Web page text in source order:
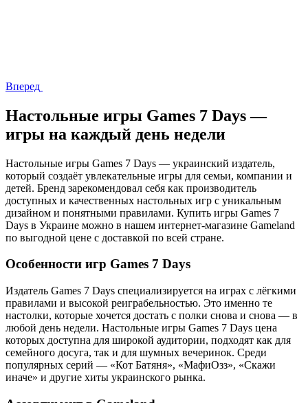
Вперед
Настольные игры Games 7 Days —
игры на каждый день недели
Настольные игры Games 7 Days — украинский издатель,
который создаёт увлекательные игры для семьи, компании и
детей. Бренд зарекомендовал себя как производитель
доступных и качественных настольных игр с уникальным
дизайном и понятными правилами. Купить игры Games 7
Days в Украине можно в нашем интернет-магазине Gameland
по выгодной цене с доставкой по всей стране.
Особенности игр Games 7 Days
Издатель Games 7 Days специализируется на играх с лёгкими
правилами и высокой реиграбельностью. Это именно те
настолки, которые хочется достать с полки снова и снова — в
любой день недели. Настольные игры Games 7 Days цена
которых доступна для широкой аудитории, подходят как для
семейного досуга, так и для шумных вечеринок. Среди
популярных серий — «Кот Батяня», «МафиОзз», «Скажи
иначе» и другие хиты украинского рынка.